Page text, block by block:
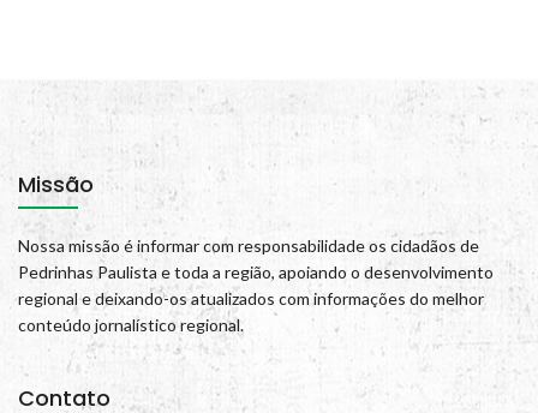
Missão
Nossa missão é informar com responsabilidade os cidadãos de
Pedrinhas Paulista e toda a região, apoiando o desenvolvimento
regional e deixando-os atualizados com informações do melhor
conteúdo jornalístico regional.
Contato